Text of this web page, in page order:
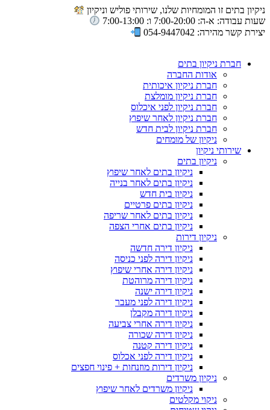
ניקיון בתים זו המומחיות שלנו, שירותי פוליש וניקיון
שעות עבודה: א-ה: 7:00-20:00 ו: 7:00-13:00
יצירת קשר מהירה: 054-9447042
חברת ניקיון בתים
אודות החברה
חברת ניקיון איכותית
חברת ניקיון מומלצת
חברת ניקיון לפני איכלוס
חברת ניקיון לאחר שיפוץ
חברת ניקיון לבית חדש
ניקיון של מומחים
שירותי ניקיון
ניקיון בתים
ניקיון בתים לאחר שיפוץ
ניקיון בתים לאחר בנייה
ניקיון בית חדש
ניקיון בתים פרטיים
ניקיון בתים לאחר שריפה
ניקיון בתים אחרי הצפה
ניקיון דירות
ניקיון דירה חדשה
ניקיון דירה לפני כניסה
ניקיון דירה אחרי שיפוץ
ניקיון דירה מרוהטת
ניקיון דירה ישנה
ניקיון דירה לפני מעבר
ניקיון דירה מקבלן
ניקיון דירה אחרי צביעה
ניקיון דירה שכורה
ניקיון דירה קטנה
ניקיון דירה לפני אכלוס
ניקיון דירות מוזנחות + פינוי חפצים
ניקיון משרדים
ניקיון משרדים לאחר שיפוץ
ניקוי מקלטים